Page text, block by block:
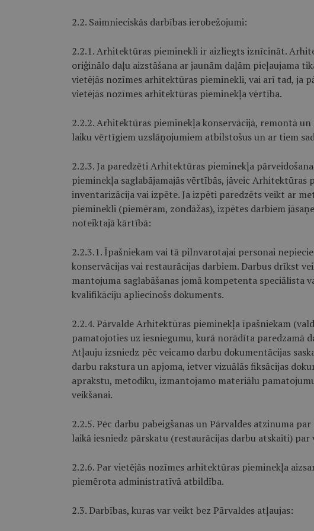
2.2. Saimnieciskās darbības ierobežojumi:
2.2.1. Arhitektūras pieminekli ir aizliegts iznīcināt.
oriģinālo daļu aizstāšana ar jaunām daļām pieļaujama
vietējās nozīmes arhitektūras pieminekli, vai arī tad, ja
vietējās nozīmes arhitektūras pieminekļa vērtība.
2.2.2. Arhitektūras pieminekļa konservācijā, remontā
laiku vērtīgiem uzslāņojumiem atbilstošus un ar tiem
2.2.3. Ja paredzēti Arhitektūras pieminekļa
pieminekļa saglabājamajās vērtībās, jāveic
inventarizācija vai izpēte. Ja izpēti paredzēts veikt ar
pieminekli (piemēram, zondāžas), izpētes darbiem
noteiktajā kārtībā:
2.2.3.1. Īpašniekam vai tā pilnvarotajai personai
konservācijas vai restaurācijas darbiem. Darbus drīkst
mantojuma saglabāšanas jomā kompetenta speciālista
kvalifikāciju apliecinošs dokuments.
2.2.4. Pārvalde Arhitektūras pieminekļa īpašniekam
pamatojoties uz iesniegumu, kurā norādīta paredzamā
Atļauju izsniedz pēc veicamo darbu dokumentācijas
darbu rakstura un apjoma, ietver vizuālās fiksācijas
aprakstu, metodiku, izmantojamo materiālu
veikšanai.
2.2.5. Pēc darbu pabeigšanas un Pārvaldes atzinuma
laikā iesniedz pārskatu (restaurācijas darbu atskaiti) par
2.2.6. Par vietējās nozīmes arhitektūras pieminekļa
piemērota administratīvā atbildība.
2.3. Darbības, kuras var veikt bez Pārvaldes atļaujas: